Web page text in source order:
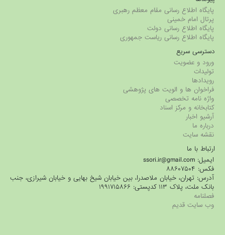
پایگاه اطلاع رسانی مقام معظم رهبری
پرتال امام خمینی
پایگاه اطلاع رسانی دولت
پایگاه اطلاع رسانی ریاست جمهوری
دسترسی سریع
ورود و عضویت
تولیدات
رویدادها
فراخوان ها و الویت های پژوهشی
واژه نامه تخصصی
کتابخانه و مرکز اسناد
آرشیو اخبار
درباره ما
نقشه سایت
ارتباط با ما
ایمیل: ssori.ir@gmail.com
فکس: ۸۸۶۰۷۵۰۴
آدرس: تهران، خیابان ملاصدرا، بین خیابان شیخ بهایی و خیابان شیرازی، جنب
بانک ملت، پلاک ۱۱۳ کدپستی: ۱۹۹۱۷۱۵۸۶۶
فصلنامه
وب سایت قدیم